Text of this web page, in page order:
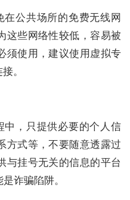
公共场所的免费无线网
这些网络性较低，容易被
须使用，建议使用虚拟专
。
，只提供必要的个人信
方式等，不要随意透露过
与挂号无关的信息的平台
诈骗陷阱。